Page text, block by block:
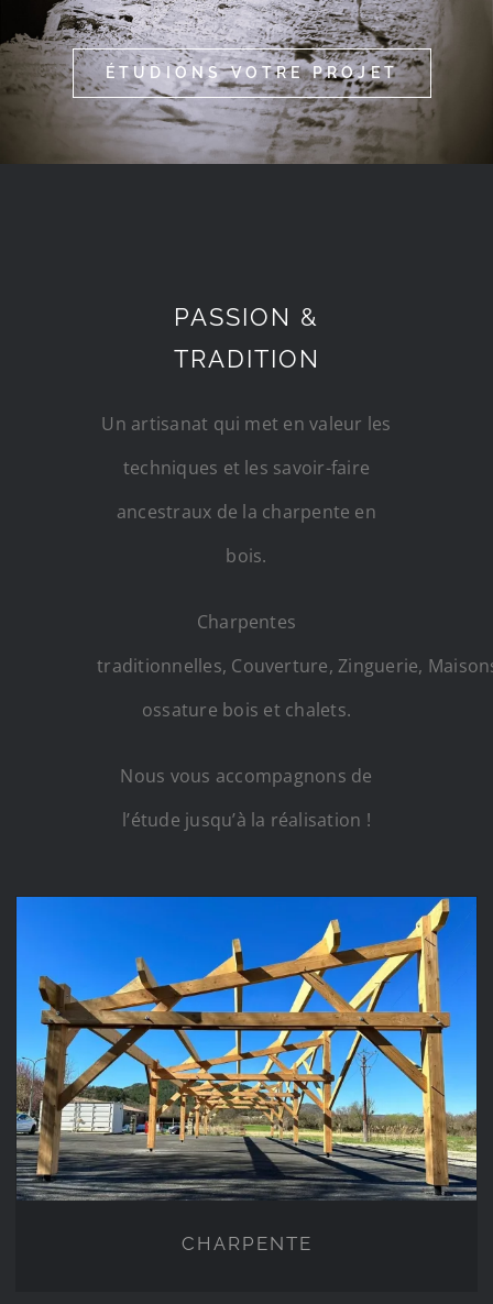
ÉTUDIONS VOTRE PROJET
PASSION &
TRADITION
Un artisanat qui met en valeur les
techniques et les savoir-faire
ancestraux de la charpente en
bois.
Charpentes
traditionnelles, Couverture, Zinguerie,
ossature bois et chalets.
Nous vous accompagnons de
l’étude jusqu’à la réalisation !
CHARPENTE
CHARPENTE